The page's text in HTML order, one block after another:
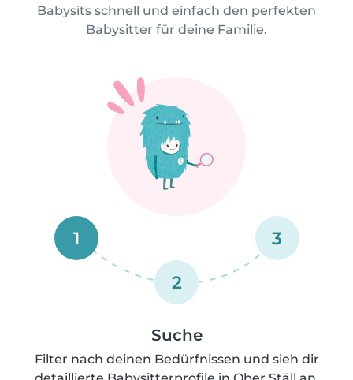
Babysits schnell und einfach den perfekten
Babysitter für deine Familie.
1
2
3
Suche
Filter nach deinen Bedürfnissen und sieh dir